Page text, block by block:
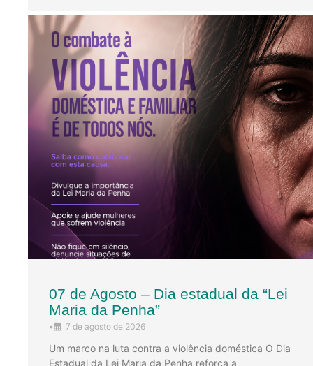
07 de Agosto – Dia estadual da “Lei
Maria da Penha”
• 7 de agosto de 2026
Um marco na luta contra a violência doméstica O Dia
Estadual da Lei Maria da Penha reforça a